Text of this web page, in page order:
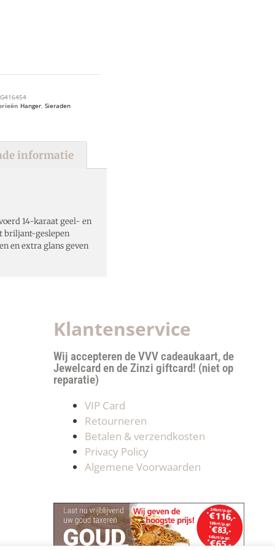
Hanger, Sieraden
informatie
14-karaat geel- en
briljant-geslepen
en extra glans geven
Klantenservice
Wij accepteren de VVV cadeaukaart, de
Jewelcard en de Zinzi giftcard! (niet op
reparatie)
VIP Card
Retourneren
Betalen & verzendkosten
Privacy Policy
Algemene Voorwaarden